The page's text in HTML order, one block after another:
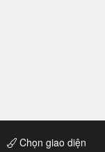
Chọn giao diện